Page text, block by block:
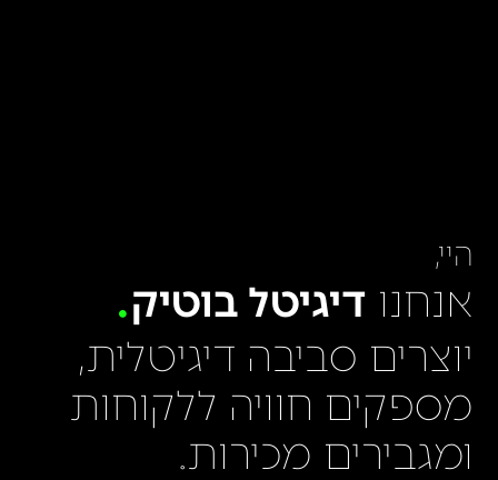
היי,
אנחנו דיגיטל בוטיק
יוצרים סביבה דיגיטלית,
מספקים חוויה ללקוחות
ומגבירים מכירות.